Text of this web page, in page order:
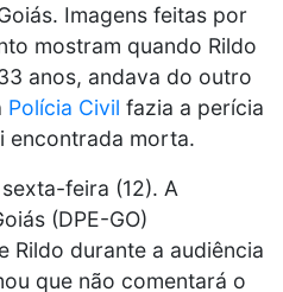
Imagens feitas por
mostram quando Rildo
anos, andava do outro
Polícia Civil fazia a perícia
encontrada morta.
feira (12). A
(DPE-GO)
Rildo durante a audiência
que não comentará o